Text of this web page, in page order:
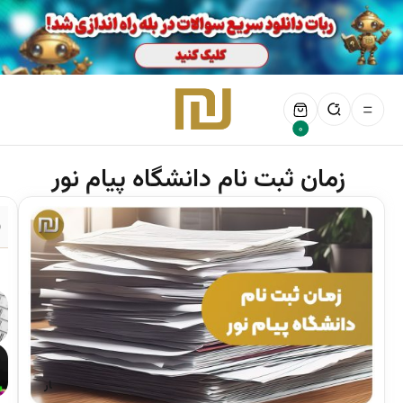
0
زمان ثبت نام دانشگاه پیام نور
اخبار